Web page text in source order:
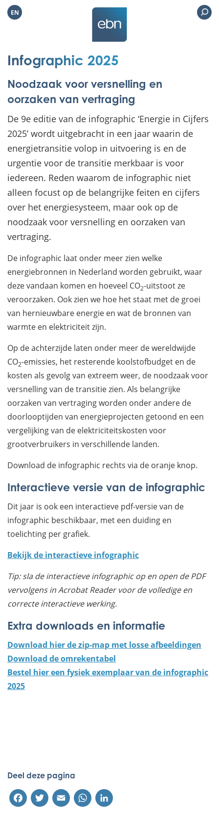
EN
Infographic 2025
Noodzaak voor versnelling en
oorzaken van vertraging
De 9e editie van de infographic ‘Energie in Cijfers
2025’ wordt uitgebracht in een jaar waarin de
energietransitie volop in uitvoering is en de
urgentie voor de transitie merkbaar is voor
iedereen. Reden waarom de infographic niet
alleen focust op de belangrijke feiten en cijfers
over het energiesysteem, maar ook op de
noodzaak voor versnelling en oorzaken van
vertraging.
De infographic laat onder meer zien welke
energiebronnen in Nederland worden gebruikt, waar
deze vandaan komen en hoeveel CO2-uitstoot ze
veroorzaken. Ook zien we hoe het staat met de groei
van hernieuwbare energie en wat de bronnen van
warmte en elektriciteit zijn.
Op de achterzijde laten onder meer de wereldwijde
CO2-emissies, het resterende koolstofbudget en de
kosten als gevolg van extreem weer, de noodzaak voor
versnelling van de transitie zien. Als belangrijke
oorzaken van vertraging worden onder andere de
doorlooptijden van energieprojecten getoond en een
vergelijking van de elektriciteitskosten voor
grootverbruikers in verschillende landen.
Download de infographic rechts via de oranje knop.
Interactieve versie van de infographic
Dit jaar is ook een interactieve pdf-versie van de
infographic beschikbaar, met een duiding en
toelichting per grafiek.
Bekijk de interactieve infographic
Tip: sla de interactieve infographic op en open de PDF
vervolgens in Acrobat Reader voor de volledige en
correcte interactieve werking.
Extra downloads en informatie
Download hier de zip-map met losse afbeeldingen
Download de omrekentabel
Bestel hier een fysiek exemplaar van de infographic
2025
Deel deze pagina
FacebookTwitterEmail WhatsApp